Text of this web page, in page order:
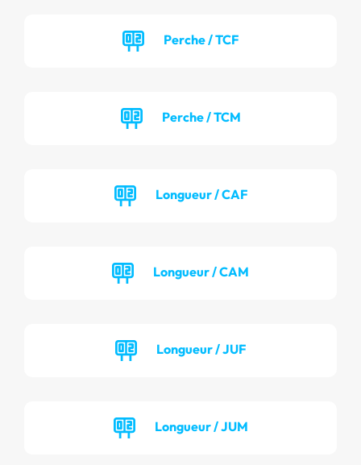
Perche / TCF
Perche / TCM
Longueur / CAF
Longueur / CAM
Longueur / JUF
Longueur / JUM